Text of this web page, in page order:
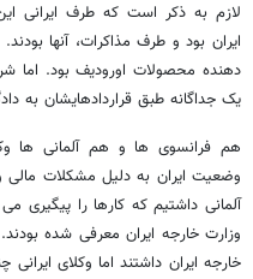
لازم به ذکر است که طرف ایرانی
ایران بود و طرف مذاکرات، آنها
دهنده محصولات اورودیف بود. اما
یک جداگانه طبق قراردادهایشان به
هم فرانسوی ها و هم آلمانی ها
وضعیت ایران به دلیل مشکلات
آلمانی داشتیم که کارها را
وزارت خارجه ایران معرفی شده
خارجه ایران داشتند اما وکلای